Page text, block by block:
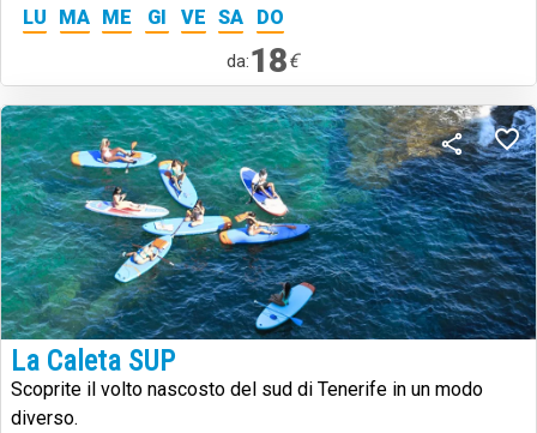
LU MA ME GI VE SA DO
da:18€
La Caleta SUP
Scoprite il volto nascosto del sud di Tenerife in un modo
diverso.